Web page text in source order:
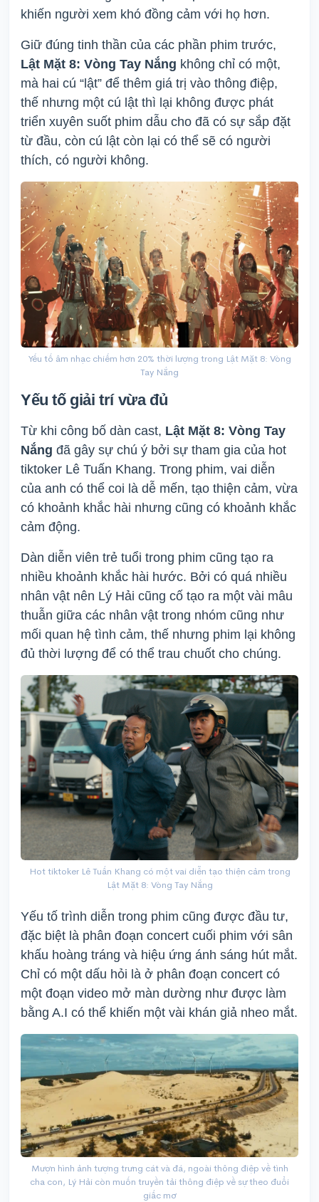
khiến người xem khó đồng cảm với họ hơn.
Giữ đúng tinh thần của các phần phim trước,
Lật Mặt 8: Vòng Tay Nắng không chỉ có một,
mà hai cú “lật” để thêm giá trị vào thông điệp,
thế nhưng một cú lật thì lại không được phát
triển xuyên suốt phim dẫu cho đã có sự sắp đặt
từ đầu, còn cú lật còn lại có thể sẽ có người
thích, có người không.
Yếu tố âm nhạc chiếm hơn 20% thời lượng trong Lật Mặt 8: Vòng
Tay Nắng
Yếu tố giải trí vừa đủ
Từ khi công bố dàn cast, Lật Mặt 8: Vòng Tay
Nắng đã gây sự chú ý bởi sự tham gia của hot
tiktoker Lê Tuấn Khang. Trong phim, vai diễn
của anh có thể coi là dễ mến, tạo thiện cảm, vừa
có khoảnh khắc hài nhưng cũng có khoảnh khắc
cảm động.
Dàn diễn viên trẻ tuổi trong phim cũng tạo ra
nhiều khoảnh khắc hài hước. Bởi có quá nhiều
nhân vật nên Lý Hải cũng cố tạo ra một vài mâu
thuẫn giữa các nhân vật trong nhóm cũng như
mối quan hệ tình cảm, thế nhưng phim lại không
đủ thời lượng để có thể trau chuốt cho chúng.
Hot tiktoker Lê Tuấn Khang có một vai diễn tạo thiện cảm trong
Lật Mặt 8: Vòng Tay Nắng
Yếu tố trình diễn trong phim cũng được đầu tư,
đặc biệt là phân đoạn concert cuối phim với sân
khấu hoàng tráng và hiệu ứng ánh sáng hút mắt.
Chỉ có một dấu hỏi là ở phân đoạn concert có
một đoạn video mở màn dường như được làm
bằng A.I có thể khiến một vài khán giả nheo mắt.
Mượn hình ảnh tượng trưng cát và đá, ngoài thông điệp về tình
cha con, Lý Hải còn muốn truyền tải thông điệp về sự theo đuổi
giấc mơ